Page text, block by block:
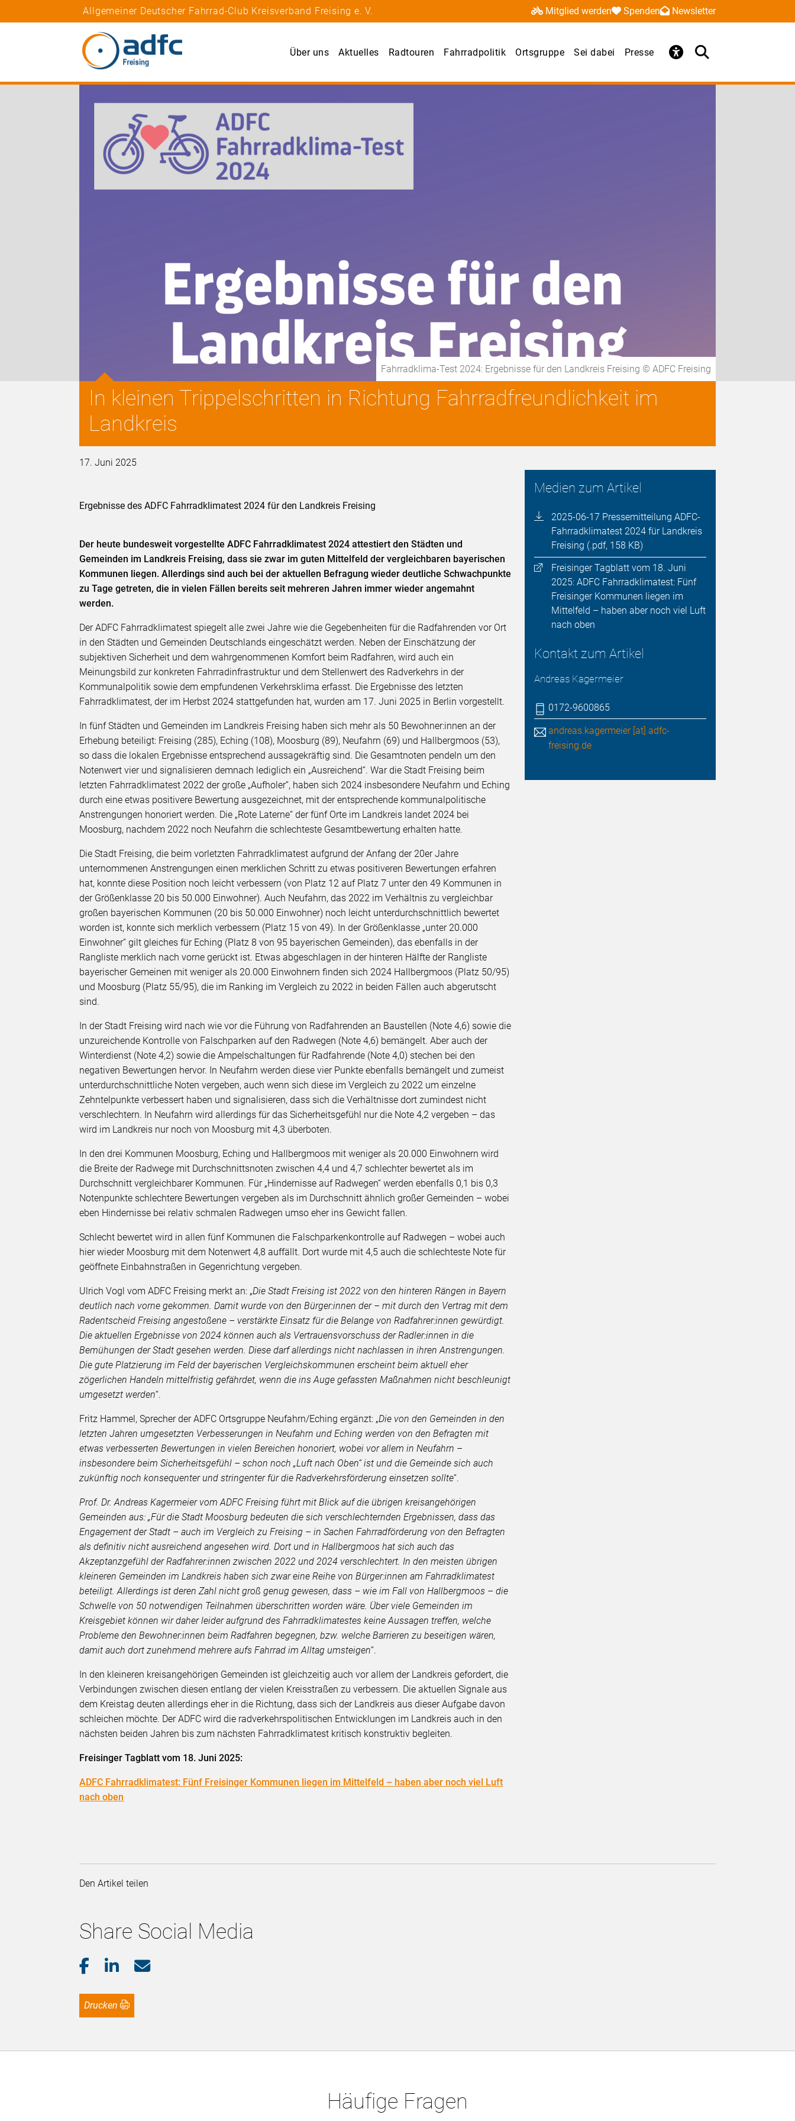
Allgemeiner Deutscher Fahrrad-Club Kreisverband Freising e. V. Mitglied werden Spenden Newsletter
Über uns Aktuelles Radtouren Fahrradpolitik Ortsgruppe Sei dabei Presse
Fahrradklima-Test 2024: Ergebnisse für den Landkreis Freising © ADFC Freising
In kleinen Trippelschritten in Richtung Fahrradfreundlichkeit im
Landkreis
17. Juni 2025
Medien zum Artikel
2025-06-17 Pressemitteilung ADFC-
Fahrradklimatest 2024 für Landkreis
Freising (.pdf, 158 KB)
Freisinger Tagblatt vom 18. Juni
2025: ADFC Fahrradklimatest: Fünf
Freisinger Kommunen liegen im
Mittelfeld – haben aber noch viel Luft
nach oben
Kontakt zum Artikel
Andreas Kagermeier
0172-9600865
andreas.kagermeier [at] adfc-
freising.de
Ergebnisse des ADFC Fahrradklimatest 2024 für den Landkreis Freising
Der heute bundesweit vorgestellte ADFC Fahrradklimatest 2024 attestiert den Städten und
Gemeinden im Landkreis Freising, dass sie zwar im guten Mittelfeld der vergleichbaren bayerischen
Kommunen liegen. Allerdings sind auch bei der aktuellen Befragung wieder deutliche Schwachpunkte
zu Tage getreten, die in vielen Fällen bereits seit mehreren Jahren immer wieder angemahnt
werden.
Der ADFC Fahrradklimatest spiegelt alle zwei Jahre wie die Gegebenheiten für die Radfahrenden vor Ort
in den Städten und Gemeinden Deutschlands eingeschätzt werden. Neben der Einschätzung der
subjektiven Sicherheit und dem wahrgenommenen Komfort beim Radfahren, wird auch ein
Meinungsbild zur konkreten Fahrradinfrastruktur und dem Stellenwert des Radverkehrs in der
Kommunalpolitik sowie dem empfundenen Verkehrsklima erfasst. Die Ergebnisse des letzten
Fahrradklimatest, der im Herbst 2024 stattgefunden hat, wurden am 17. Juni 2025 in Berlin vorgestellt.
In fünf Städten und Gemeinden im Landkreis Freising haben sich mehr als 50 Bewohner:innen an der
Erhebung beteiligt: Freising (285), Eching (108), Moosburg (89), Neufahrn (69) und Hallbergmoos (53),
so dass die lokalen Ergebnisse entsprechend aussagekräftig sind. Die Gesamtnoten pendeln um den
Notenwert vier und signalisieren demnach lediglich ein „Ausreichend“. War die Stadt Freising beim
letzten Fahrradklimatest 2022 der große „Aufholer“, haben sich 2024 insbesondere Neufahrn und Eching
durch eine etwas positivere Bewertung ausgezeichnet, mit der entsprechende kommunalpolitische
Anstrengungen honoriert werden. Die „Rote Laterne“ der fünf Orte im Landkreis landet 2024 bei
Moosburg, nachdem 2022 noch Neufahrn die schlechteste Gesamtbewertung erhalten hatte.
Die Stadt Freising, die beim vorletzten Fahrradklimatest aufgrund der Anfang der 20er Jahre
unternommenen Anstrengungen einen merklichen Schritt zu etwas positiveren Bewertungen erfahren
hat, konnte diese Position noch leicht verbessern (von Platz 12 auf Platz 7 unter den 49 Kommunen in
der Größenklasse 20 bis 50.000 Einwohner). Auch Neufahrn, das 2022 im Verhältnis zu vergleichbar
großen bayerischen Kommunen (20 bis 50.000 Einwohner) noch leicht unterdurchschnittlich bewertet
worden ist, konnte sich merklich verbessern (Platz 15 von 49). In der Größenklasse „unter 20.000
Einwohner“ gilt gleiches für Eching (Platz 8 von 95 bayerischen Gemeinden), das ebenfalls in der
Rangliste merklich nach vorne gerückt ist. Etwas abgeschlagen in der hinteren Hälfte der Rangliste
bayerischer Gemeinen mit weniger als 20.000 Einwohnern finden sich 2024 Hallbergmoos (Platz 50/95)
und Moosburg (Platz 55/95), die im Ranking im Vergleich zu 2022 in beiden Fällen auch abgerutscht
sind.
In der Stadt Freising wird nach wie vor die Führung von Radfahrenden an Baustellen (Note 4,6) sowie die
unzureichende Kontrolle von Falschparken auf den Radwegen (Note 4,6) bemängelt. Aber auch der
Winterdienst (Note 4,2) sowie die Ampelschaltungen für Radfahrende (Note 4,0) stechen bei den
negativen Bewertungen hervor. In Neufahrn werden diese vier Punkte ebenfalls bemängelt und zumeist
unterdurchschnittliche Noten vergeben, auch wenn sich diese im Vergleich zu 2022 um einzelne
Zehntelpunkte verbessert haben und signalisieren, dass sich die Verhältnisse dort zumindest nicht
verschlechtern. In Neufahrn wird allerdings für das Sicherheitsgefühl nur die Note 4,2 vergeben – das
wird im Landkreis nur noch von Moosburg mit 4,3 überboten.
In den drei Kommunen Moosburg, Eching und Hallbergmoos mit weniger als 20.000 Einwohnern wird
die Breite der Radwege mit Durchschnittsnoten zwischen 4,4 und 4,7 schlechter bewertet als im
Durchschnitt vergleichbarer Kommunen. Für „Hindernisse auf Radwegen“ werden ebenfalls 0,1 bis 0,3
Notenpunkte schlechtere Bewertungen vergeben als im Durchschnitt ähnlich großer Gemeinden – wobei
eben Hindernisse bei relativ schmalen Radwegen umso eher ins Gewicht fallen.
Schlecht bewertet wird in allen fünf Kommunen die Falschparkenkontrolle auf Radwegen – wobei auch
hier wieder Moosburg mit dem Notenwert 4,8 auffällt. Dort wurde mit 4,5 auch die schlechteste Note für
geöffnete Einbahnstraßen in Gegenrichtung vergeben.
Ulrich Vogl vom ADFC Freising merkt an: „Die Stadt Freising ist 2022 von den hinteren Rängen in Bayern
deutlich nach vorne gekommen. Damit wurde von den Bürger:innen der – mit durch den Vertrag mit dem
Radentscheid Freising angestoßene – verstärkte Einsatz für die Belange von Radfahrer:innen gewürdigt.
Die aktuellen Ergebnisse von 2024 können auch als Vertrauensvorschuss der Radler:innen in die
Bemühungen der Stadt gesehen werden. Diese darf allerdings nicht nachlassen in ihren Anstrengungen.
Die gute Platzierung im Feld der bayerischen Vergleichskommunen erscheint beim aktuell eher
zögerlichen Handeln mittelfristig gefährdet, wenn die ins Auge gefassten Maßnahmen nicht beschleunigt
umgesetzt werden“.
Fritz Hammel, Sprecher der ADFC Ortsgruppe Neufahrn/Eching ergänzt: „Die von den Gemeinden in den
letzten Jahren umgesetzten Verbesserungen in Neufahrn und Eching werden von den Befragten mit
etwas verbesserten Bewertungen in vielen Bereichen honoriert, wobei vor allem in Neufahrn –
insbesondere beim Sicherheitsgefühl – schon noch „Luft nach Oben“ ist und die Gemeinde sich auch
zukünftig noch konsequenter und stringenter für die Radverkehrsförderung einsetzen sollte“.
Prof. Dr. Andreas Kagermeier vom ADFC Freising führt mit Blick auf die übrigen kreisangehörigen
Gemeinden aus: „Für die Stadt Moosburg bedeuten die sich verschlechternden Ergebnissen, dass das
Engagement der Stadt – auch im Vergleich zu Freising – in Sachen Fahrradförderung von den Befragten
als definitiv nicht ausreichend angesehen wird. Dort und in Hallbergmoos hat sich auch das
Akzeptanzgefühl der Radfahrer:innen zwischen 2022 und 2024 verschlechtert. In den meisten übrigen
kleineren Gemeinden im Landkreis haben sich zwar eine Reihe von Bürger:innen am Fahrradklimatest
beteiligt. Allerdings ist deren Zahl nicht groß genug gewesen, dass – wie im Fall von Hallbergmoos – die
Schwelle von 50 notwendigen Teilnahmen überschritten worden wäre. Über viele Gemeinden im
Kreisgebiet können wir daher leider aufgrund des Fahrradklimatestes keine Aussagen treffen, welche
Probleme den Bewohner:innen beim Radfahren begegnen, bzw. welche Barrieren zu beseitigen wären,
damit auch dort zunehmend mehrere aufs Fahrrad im Alltag umsteigen“.
In den kleineren kreisangehörigen Gemeinden ist gleichzeitig auch vor allem der Landkreis gefordert, die
Verbindungen zwischen diesen entlang der vielen Kreisstraßen zu verbessern. Die aktuellen Signale aus
dem Kreistag deuten allerdings eher in die Richtung, dass sich der Landkreis aus dieser Aufgabe davon
schleichen möchte. Der ADFC wird die radverkehrspolitischen Entwicklungen im Landkreis auch in den
nächsten beiden Jahren bis zum nächsten Fahrradklimatest kritisch konstruktiv begleiten.
Freisinger Tagblatt vom 18. Juni 2025:
ADFC Fahrradklimatest: Fünf Freisinger Kommunen liegen im Mittelfeld – haben aber noch viel Luft
nach oben
Den Artikel teilen
Share Social Media
Drucken
Häufige Fragen